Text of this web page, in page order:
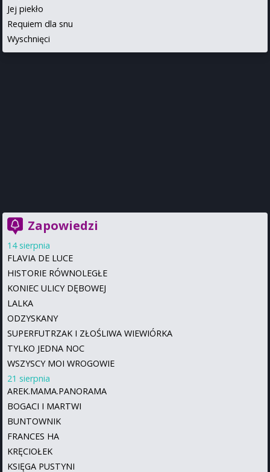
Jej piekło
Requiem dla snu
Wyschnięci
Zapowiedzi
14 sierpnia
FLAVIA DE LUCE
HISTORIE RÓWNOLEGŁE
KONIEC ULICY DĘBOWEJ
LALKA
ODZYSKANY
SUPERFUTRZAK I ZŁOŚLIWA WIEWIÓRKA
TYLKO JEDNA NOC
WSZYSCY MOI WROGOWIE
21 sierpnia
AREK.MAMA.PANORAMA
BOGACI I MARTWI
BUNTOWNIK
FRANCES HA
KRĘCIOŁEK
KSIĘGA PUSTYNI